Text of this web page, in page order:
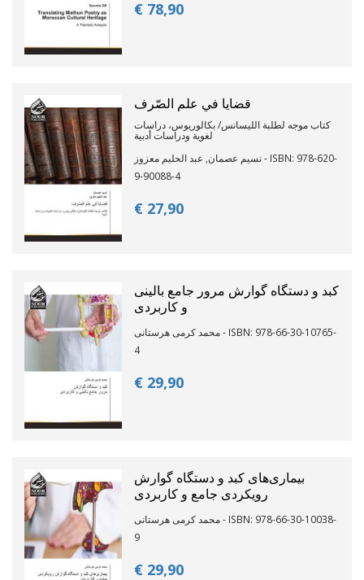
€ 78,90
قضايا في علم الصّرف
كتاب موجه لطلبة الليسانس/ بكالوريوس، دراسات
لغوية ودراسات أدبية
نسيم عصمان, عبد الحليم معزوز - ISBN: 978-620-
9-90088-4
€ 27,90
کبد و دستگاه گوارش مرور جامع بالینی
و کاربردی
محمد ‏کرمی ‏هرستانی - ISBN: 978-66-30-10765-
4
€ 29,90
بیماری‌های کبد و دستگاه گوارش
رویکردی جامع و کاربردی
محمد ‏کرمی ‏هرستانی - ISBN: 978-66-30-10038-
9
€ 29,90